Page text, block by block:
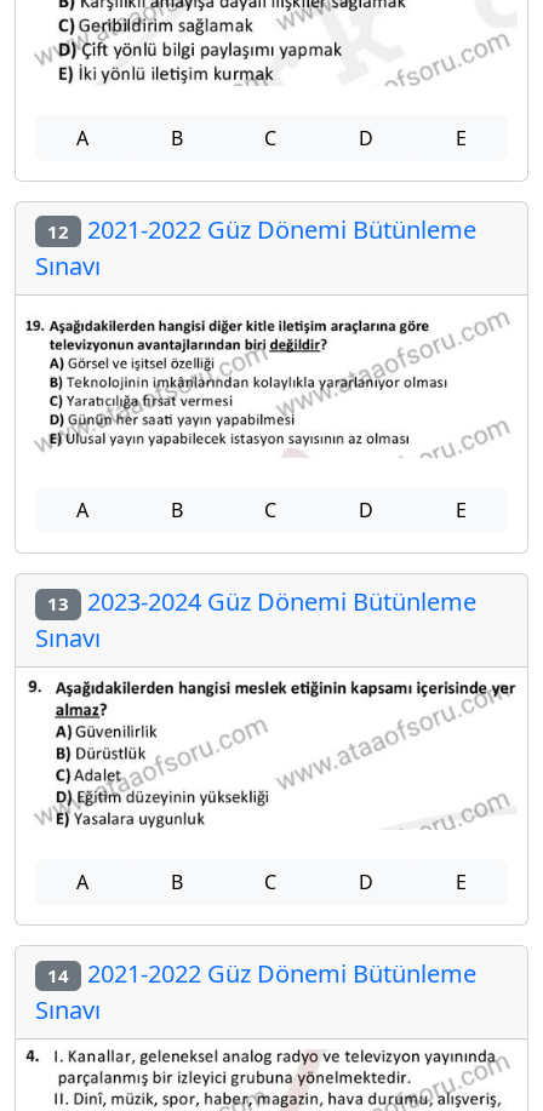
A B C D E
12 2021-2022 Güz Dönemi Bütünleme
Sınavı
A B C D E
13 2023-2024 Güz Dönemi Bütünleme
Sınavı
A B C D E
14 2021-2022 Güz Dönemi Bütünleme
Sınavı